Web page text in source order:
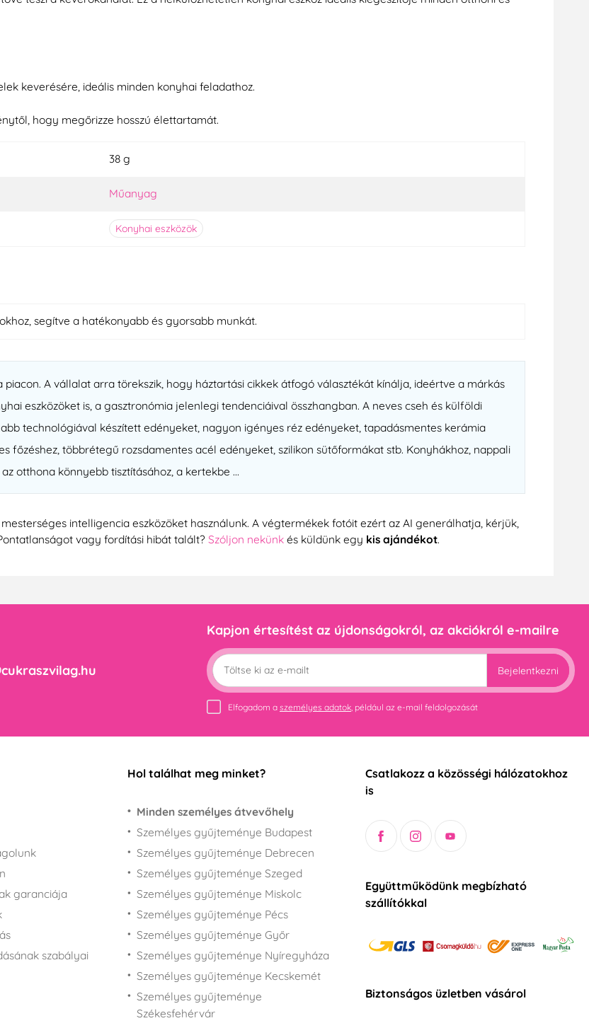
keverésére, ideális minden konyhai feladathoz.
hogy megőrizze hosszú élettartamát.
38 g
Műanyag
Konyhai eszközök
segítve a hatékonyabb és gyorsabb munkát.
piacon. A vállalat arra törekszik, hogy háztartási cikkek átfogó választékát kínálja, ideértve a márkás
eszközöket is, a gasztronómia jelenlegi tendenciáival összhangban. A neves cseh és külföldi
technológiával készített edényeket, nagyon igényes réz edényeket, tapadásmentes kerámia
főzéshez, többrétegű rozsdamentes acél edényeket, szilikon sütőformákat stb. Konyhákhoz, nappali
otthona könnyebb tisztításához, a kertekbe ...
intelligencia eszközöket használunk. A végtermékek fotóit ezért az AI generálhatja, kérjük,
vagy fordítási hibát talált? Szóljon nekünk és küldünk egy kis ajándékot.
Kapjon értesítést az újdonságokról, az akciókról e-mailre
Bejelentkezni
Elfogadom a személyes adatok, például az e-mail feldolgozását
garanciája
szabályai
Hol találhat meg minket?
Minden személyes átvevőhely
Személyes gyűjteménye Budapest
Személyes gyűjteménye Debrecen
Személyes gyűjteménye Szeged
Személyes gyűjteménye Miskolc
Személyes gyűjteménye Pécs
Személyes gyűjteménye Győr
Személyes gyűjteménye Nyíregyháza
Személyes gyűjteménye Kecskemét
Személyes gyűjteménye
Székesfehérvár
Csatlakozz a közösségi hálózatokhoz
is
Együttműködünk megbízható
szállítókkal
Biztonságos üzletben vásárol